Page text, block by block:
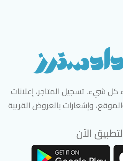
شيء. تسجيل المتاجر، إعلانات
وإشعارات بالعروض القريبة
الآن